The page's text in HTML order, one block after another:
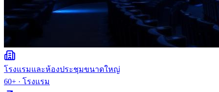
โรงแรมและห้องประชุมขนาดใหญ่
60+ · โรงแรม